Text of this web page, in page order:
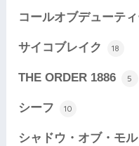
コールオブデューテ
サイコブレイク 18
THE ORDER 1886 5
シーフ 10
シャドウ・オブ・モ